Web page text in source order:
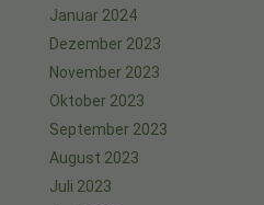
Januar 2024
Dezember 2023
November 2023
Oktober 2023
September 2023
August 2023
Juli 2023